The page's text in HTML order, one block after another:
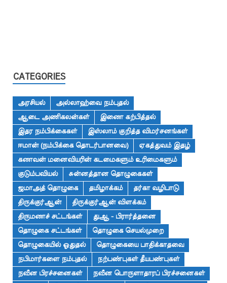
CATEGORIES
அரசியல்
அல்லாஹ்வை நம்புதல்
ஆடை அணிகலன்கள்
இணை கற்பித்தல்
இதர நம்பிக்கைகள்
இஸ்லாம் குறித்த விமர்சனங்கள்
ஈமான் (நம்பிக்கை தொடர்பானவை)
ஏகத்துவம் இதழ்
கணவன் மனைவியரின் கடமைகளும் உரிமைகளும்
குடும்பவியல்
சுன்னத்தான தொழுகைகள்
ஜமாஅத் தொழுகை
தமிழாக்கம்
தர்கா வழிபாடு
திருக்குர்ஆன்
திருக்குர்ஆன் விளக்கம்
திருமணச் சட்டங்கள்
துஆ - பிரார்த்தனை
தொழுகை சட்டங்கள்
தொழுகை செயல்முறை
தொழுகையில் ஓதுதல்
தொழுகையை பாதிக்காதவை
நபிமார்களை நம்புதல்
நற்பண்புகள் தீயபண்புகள்
நவீன பிரச்சனைகள்
நவீன பொருளாதாரப் பிரச்சனைகள்